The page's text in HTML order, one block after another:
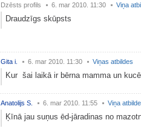
Dzēsts profils 6. mar 2010. 11:30 Viņa
Draudzīgs skūpsts
Gita i. 6. mar 2010. 11:30 Viņas atbildes
Kur šai laikā ir bērna mamma un
Anatolijs S. 6. mar 2010. 11:55 Viņa
Ķīnā jau suņus ēd-jāradinas no